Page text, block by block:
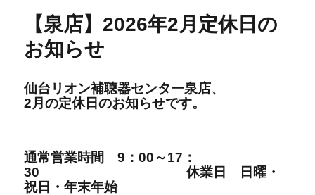
【泉店】2026年2月定休日の
お知らせ
仙台リオン補聴器センター泉店、
2月の定休日のお知らせです。
通常営業時間9：00～17：
30
休業日 日曜・
祝日・年末年始